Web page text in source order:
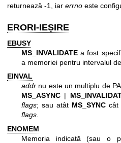
returnează -1, iar errno este
ERORI-IEȘIRE
EBUSY
MS_INVALIDATE a fost
a memoriei pentru intervalul
EINVAL
addr nu este un multiplu de
MS_ASYNC |
flags; sau atât MS_SYNCcât
flags.
ENOMEM
Memoria indicată (sau o